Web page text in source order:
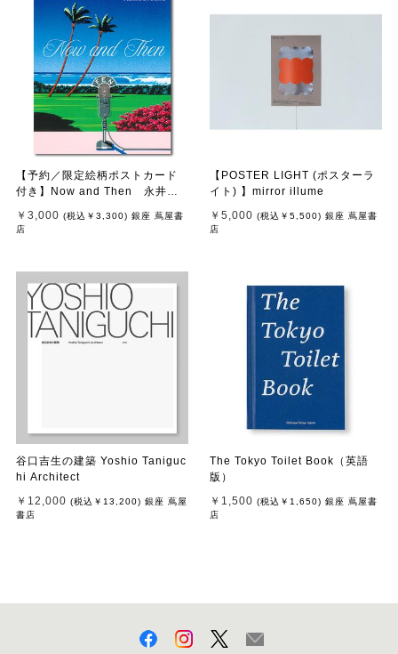
【予約／限定絵柄ポストカード
付き】Now and Then 永井博
￥3,000 (税込 ￥3,300) 銀座 蔦屋書
店
【POSTER LIGHT (ポスターラ
イト) 】mirror illume
￥5,000 (税込 ￥5,500) 銀座 蔦屋書
店
谷口吉生の建築 Yoshio Taniguc
hi Architect
￥12,000 (税込 ￥13,200) 銀座 蔦屋
書店
The Tokyo Toilet Book（英語
版）
￥1,500 (税込 ￥1,650) 銀座 蔦屋書
店